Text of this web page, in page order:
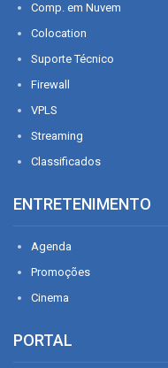
Comp. em Nuvem
Colocation
Suporte Técnico
Firewall
VPLS
Streaming
Classificados
ENTRETENIMENTO
Agenda
Promoções
Cinema
PORTAL